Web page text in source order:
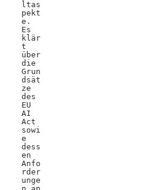
ltas
pekt
e.
Es
klär
t
über
die
Grun
dsät
ze
des
EU
AI
Act
sowi
e
dess
en
Anfo
rder
unge